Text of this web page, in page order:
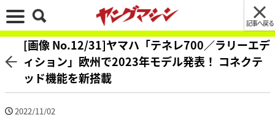
記事へ戻る
[画像 No.12/31]ヤマハ「テネレ700／ラリーエデ
ィション」欧州で2023年モデル発表！ コネクテ
ッド機能を新搭載
2022/11/02